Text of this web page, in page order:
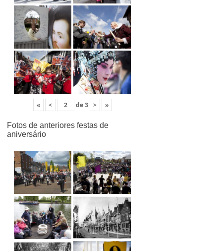
« < de3 > »
Fotos de anteriores festas de
aniversário